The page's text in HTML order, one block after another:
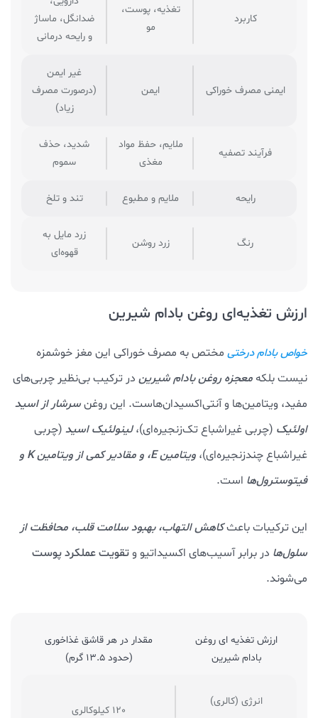
کاربرد
تغذیه، پوست،
مو
ضدانگل، ماساژ
و رایحه درمانی
ایمنی مصرف خوراکی ایمن
غیر ایمن
(درصورت مصرف
زیاد)
فرآیند تصفیه
ملایم، حفظ مواد
مغذی
شدید، حذف
سموم
رایحه ملایم و مطبوع تند و تلخ
رنگ زرد روشن
زرد مایل به
قهوه‌ای
ارزش تغذیه‌ای روغن بادام شیرین
خواص بادام درختی مختص به مصرف خوراکی این مغز خوشمزه
نیست بلکهمعجزه روغن بادام شیرین در ترکیب بی‌نظیر چربی‌های
مفید، ویتامین‌ها و آنتی‌اکسیدان‌هاست. این روغنسرشار از اسید
اولئیک (چربی غیراشباع تک‌زنجیره‌ای)،لینولئیک اسید (چربی
غیراشباع چندزنجیره‌ای)،
ویتامین E، و مقادیر کمی از ویتامین K و
فیتوسترول‌ها است.
این ترکیبات باعثکاهش التهاب، بهبود سلامت قلب، محافظت از
سلول‌ها در برابر آسیب‌های اکسیداتیو وتقویت عملکرد پوست
می‌شوند.
ارزش تغذیه ای روغن
بادام شیرین
مقدار در هر قاشق غذاخوری
(حدود 13.5 گرم)
انرژی (کالری)
120 کیلوکالری